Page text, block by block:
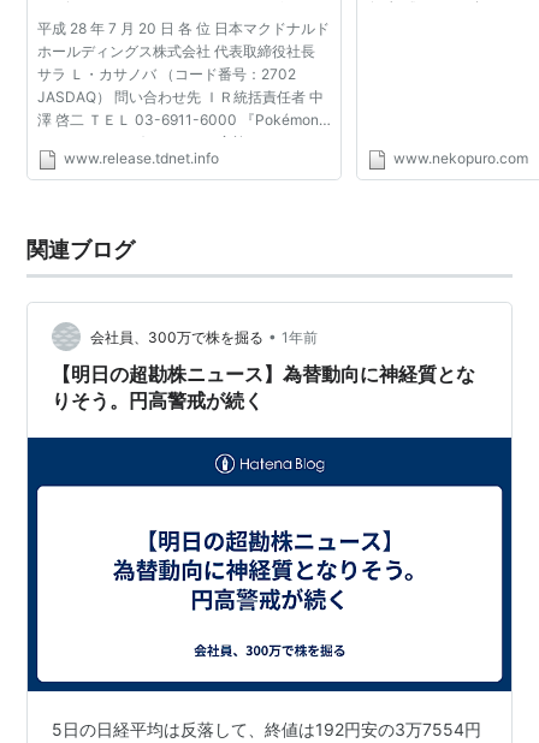
先 ＩＲ統括責任者 中澤 啓二 ＴＥＬ
03-6911-6
平成 28 年 7 月 20 日 各 位 日本マクドナルド
ホールディングス株式会社 代表取締役社長
サラ Ｌ・カサノバ （コード番号：2702
JASDAQ） 問い合わせ先 ＩＲ統括責任者 中
澤 啓二 ＴＥＬ 03-6911-6000 『Pokémon
GO』とのコラボレーション実施についての
お知らせ 当社の連結子会社である日本マクド
www.release.tdnet.info www.nekopuro.com
関連ブログ
会社員、300万で株を掘る • 1年前
【明日の超勘株ニュース】為替動向に神経質とな
りそう。円高警戒が続く
5日の日経平均は反落して、終値は192円安の3万7554円